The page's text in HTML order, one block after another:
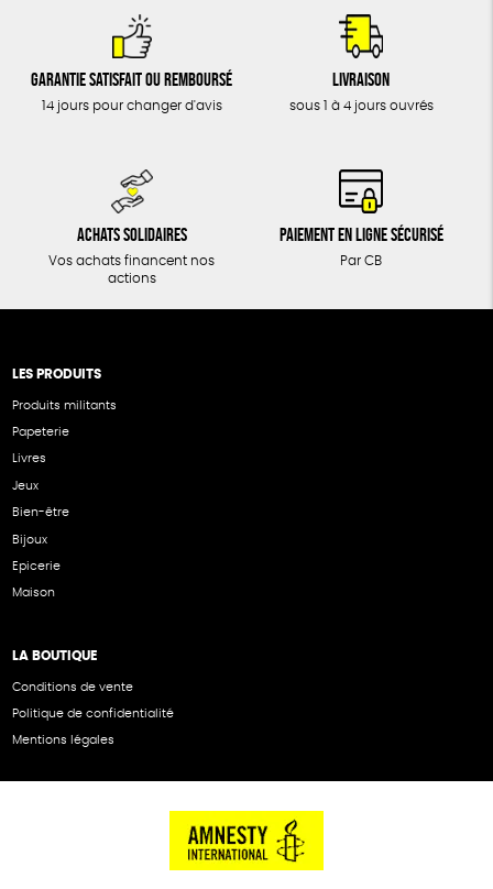
Garantie satisfait ou remboursé
14 jours pour changer d'avis
Livraison
sous 1 à 4 jours ouvrés
Achats solidaires
Vos achats financent nos
actions
Paiement en ligne sécurisé
Par CB
LES PRODUITS
Produits militants
Papeterie
Livres
Jeux
Bien-être
Bijoux
Epicerie
Maison
LA BOUTIQUE
Conditions de vente
Politique de confidentialité
Mentions légales